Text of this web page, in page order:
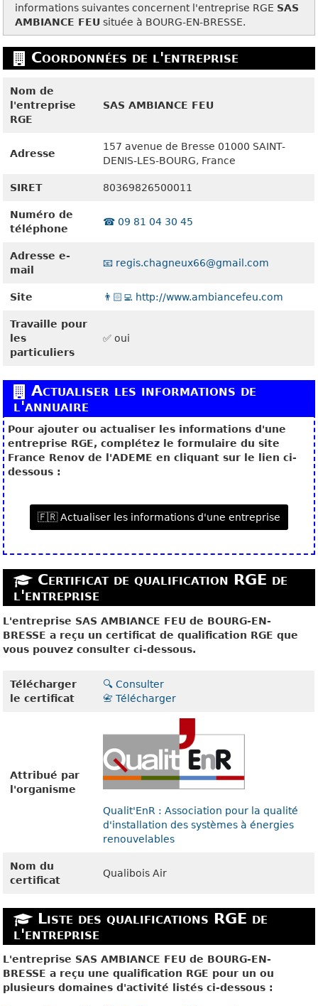
informations suivantes concernent l'entreprise RGE SAS
AMBIANCE FEU située à BOURG-EN-BRESSE.
Coordonnées de l'entreprise
Nom de
l'entreprise
RGE
SAS AMBIANCE FEU
Adresse
157 avenue de Bresse 01000 SAINT-
DENIS-LES-BOURG, France
SIRET 80369826500011
Numéro de
téléphone
☎️ 09 81 04 30 45
Adresse e-
mail
📧 regis.chagneux66@gmail.com
Site 👨🏻‍💻 http://www.ambiancefeu.com
Travaille pour
les
particuliers
✅ oui
Actualiser les informations de
l'annuaire
Pour ajouter ou actualiser les informations d'une
entreprise RGE, complétez le formulaire du site
France Renov de l'ADEME en cliquant sur le lien ci-
dessous :
🇫🇷 Actualiser les informations d'une entreprise
Certificat de qualification RGE de
l'entreprise
L'entreprise SAS AMBIANCE FEU de BOURG-EN-
BRESSE a reçu un certificat de qualification RGE que
vous pouvez consulter ci-dessous.
Télécharger
le certificat
🔍 Consulter
📇 Télécharger
Attribué par
l'organisme
Qualit'EnR : Association pour la qualité
d'installation des systèmes à énergies
renouvelables
Nom du
certificat
Qualibois Air
Liste des qualifications RGE de
l'entreprise
L'entreprise SAS AMBIANCE FEU de BOURG-EN-
BRESSE a reçu une qualification RGE pour un ou
plusieurs domaines d'activité listés ci-dessous :